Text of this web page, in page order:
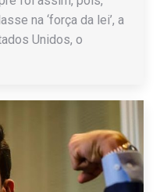
na ‘força da lei’, a
Unidos, o